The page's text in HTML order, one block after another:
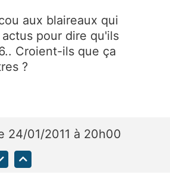
aux blaireaux qui
pour dire qu'ils
Croient-ils que ça
?
24/01/2011 à 20h00